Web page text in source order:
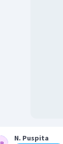
N. Puspita